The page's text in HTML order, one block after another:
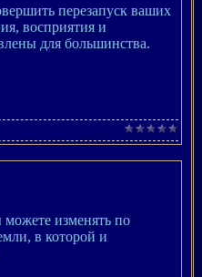
перезапуск ваших
восприятия и
для большинства.
можете изменять по
в которой и